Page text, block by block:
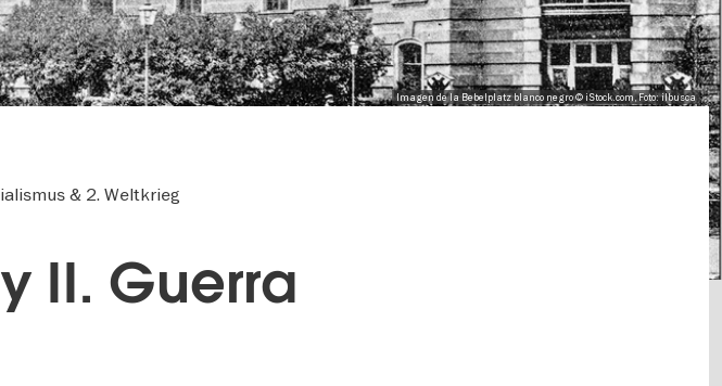
Imagen de la Bebelplatz blanco negro © iStock.com, Foto: ilbusca
& 2. Weltkrieg
II. Guerra